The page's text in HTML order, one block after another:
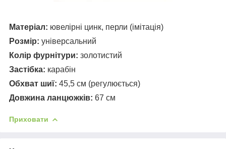
Матеріал: ювелірні цинк, перли (імітація)
Розмір: універсальний
Колір фурнітури: золотистий
Застібка: карабін
Обхват шиї: 45,5 см (регулюється)
Довжина ланцюжків: 67 см
Приховати